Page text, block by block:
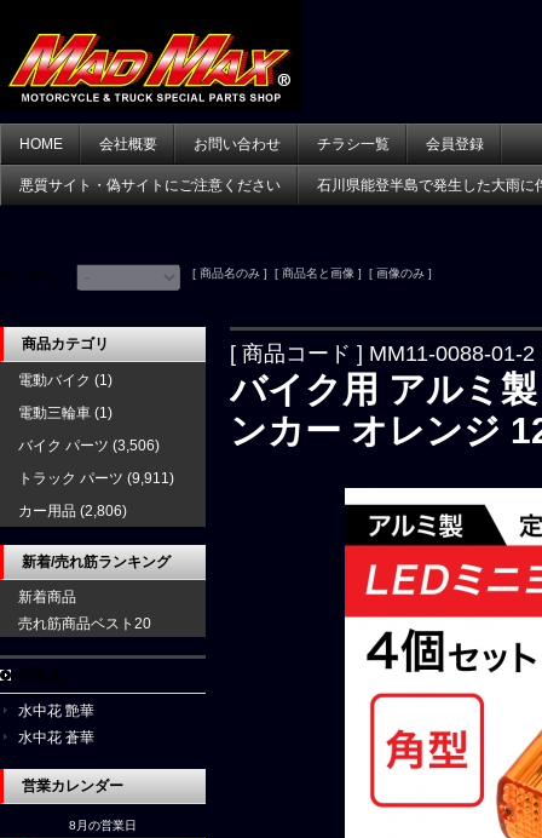
HOME 会社概要 お問い合わせ チラシ一覧 会員登録
悪質サイト・偽サイトにご注意ください 石川県能登半島で発生した大雨に
[ 商品名のみ ] [ 商品名と画像 ] [ 画像のみ ]
[ 商品コード ] MM11-0088-01-2
バイク用 アルミ
ンカー オレンジ
商品カテゴリ
電動バイク (1)
電動三輪車 (1)
バイク パーツ (3,506)
トラック パーツ (9,911)
カー用品 (2,806)
新着/売れ筋ランキング
新着商品
売れ筋商品ベスト20
水中花 艶華
水中花 蒼華
営業カレンダー
8月の営業日